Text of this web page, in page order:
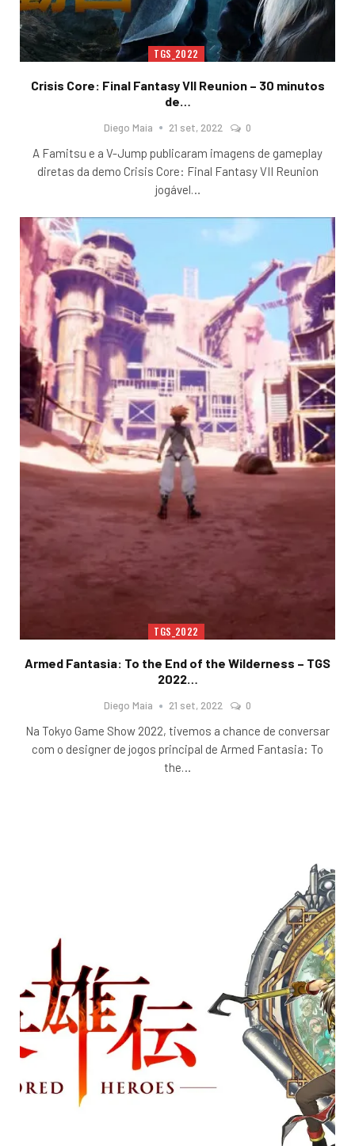
TGS_2022
Crisis Core: Final Fantasy VII Reunion – 30 minutos
de…
Diego Maia 21 set, 2022 0
A Famitsu e a V-Jump publicaram imagens de gameplay
diretas da demo Crisis Core: Final Fantasy VII Reunion
jogável…
TGS_2022
Armed Fantasia: To the End of the Wilderness – TGS
2022…
Diego Maia 21 set, 2022 0
Na Tokyo Game Show 2022, tivemos a chance de conversar
com o designer de jogos principal de Armed Fantasia: To
the…